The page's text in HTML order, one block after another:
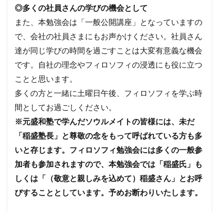
◎多くの社員さんの学びの機会として
また、本勉強会は「一般公開講座」となっていますの
で、会社の社員さまにもお声かけください。社員さん
達が同じ学びの時間を過ごすことは大変有意義な機会
です。自社の理念やフィロソフィの浸透にも役に立つ
ことと思います。
多くの方と一緒に土曜日午後、フィロソフィを学ぶ時
間としてお過ごしください。
※元盛和塾で学んだソウルメイトの皆様には、未だ
「稲盛塾長」と尊敬の念をもって呼ばれている方も多
いと存じます。フィロソフィ勉強会には多くの一般参
加者も参加されますので、本勉強会では「稲盛氏」も
しくは「（敬意と親しみを込めて）稲盛さん」とお呼
びすることとしています。予めお断わりいたします。